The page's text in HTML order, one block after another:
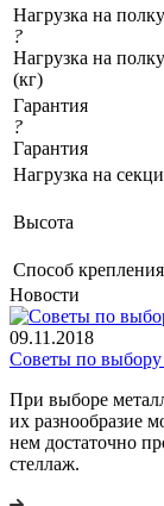
Нагрузка на
?
Нагрузка на
(кг)
Гарантия
?
Гарантия
Нагрузка на
Высота
Cпособ крепления
Новости
09.11.2018
Советы по выбору
При выборе
их разнообразие
нем достаточно
стеллаж.